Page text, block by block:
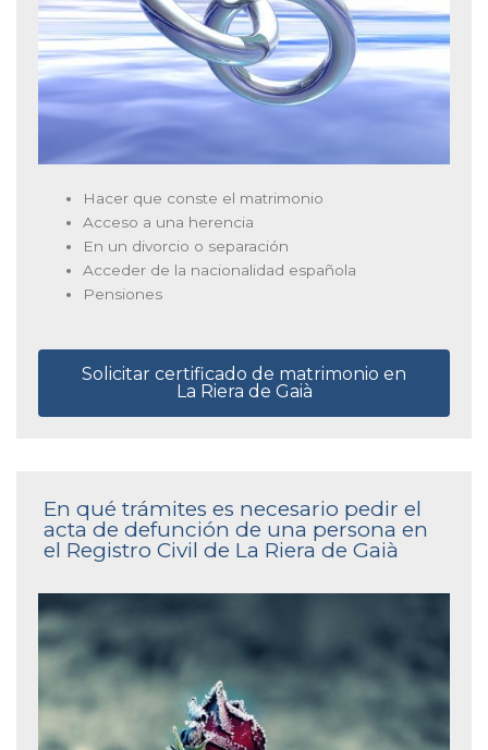
Hacer que conste el matrimonio
Acceso a una herencia
En un divorcio o separación
Acceder de la nacionalidad española
Pensiones
Solicitar certificado de matrimonio en
La Riera de Gaià
En qué trámites es necesario pedir el
acta de defunción de una persona en
el Registro Civil de La Riera de Gaià